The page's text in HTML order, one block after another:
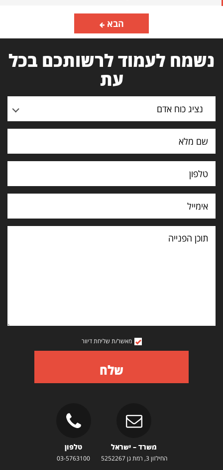
הבא
נשמח לעמוד לרשותכם בכל
עת
נציג כוח אדם
תוכן
הפנייה
מאשר/ת שליחת דיוור
שלח
משרד – ישראל
החילזון 3, רמת גן 5252267
טלפון
03-5763100